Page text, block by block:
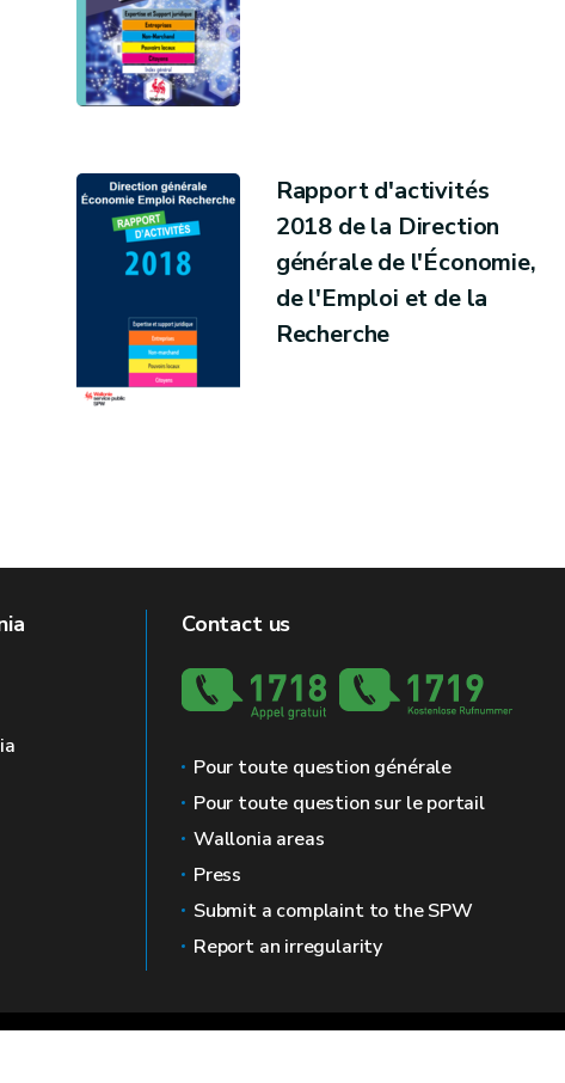
Rapport d'activités
2018 de la Direction
générale de l'Économie,
de l'Emploi et de la
Recherche
Contact us
Pour toute question générale
Pour toute question sur le portail
Wallonia areas
Press
Submit a complaint to the SPW
Report an irregularity